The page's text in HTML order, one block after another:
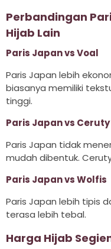
Perbandingan
Hijab Lain
Paris Japan vs Voal
Paris Japan lebih
biasanya memiliki
tinggi.
Paris Japan vs Ceruty
Paris Japan tidak
mudah dibentuk.
Paris Japan vs Wolfis
Paris Japan lebih tipis
terasa lebih tebal.
Harga Hijab